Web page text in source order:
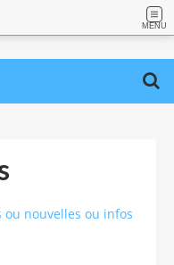
MENU
ou nouvelles ou infos